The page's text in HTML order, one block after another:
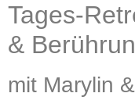
Tages-
&
mit Marylin